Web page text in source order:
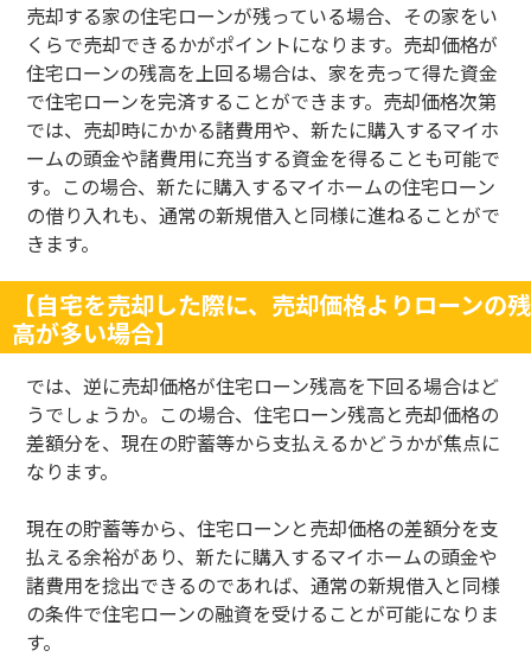
売却する家の住宅ローンが残っている場合、その家をい
くらで売却できるかがポイントになります。売却価格が
住宅ローンの残高を上回る場合は、家を売って得た資金
で住宅ローンを完済することができます。売却価格次第
では、売却時にかかる諸費用や、新たに購入するマイホ
ームの頭金や諸費用に充当する資金を得ることも可能で
す。この場合、新たに購入するマイホームの住宅ローン
の借り入れも、通常の新規借入と同様に進ねることがで
きます。
【自宅を売却した際に、売却価格よりローンの残
高が多い場合】
では、逆に売却価格が住宅ローン残高を下回る場合はど
うでしょうか。この場合、住宅ローン残高と売却価格の
差額分を、現在の貯蓄等から支払えるかどうかが焦点に
なります。
現在の貯蓄等から、住宅ローンと売却価格の差額分を支
払える余裕があり、新たに購入するマイホームの頭金や
諸費用を捻出できるのであれば、通常の新規借入と同様
の条件で住宅ローンの融資を受けることが可能になりま
す。